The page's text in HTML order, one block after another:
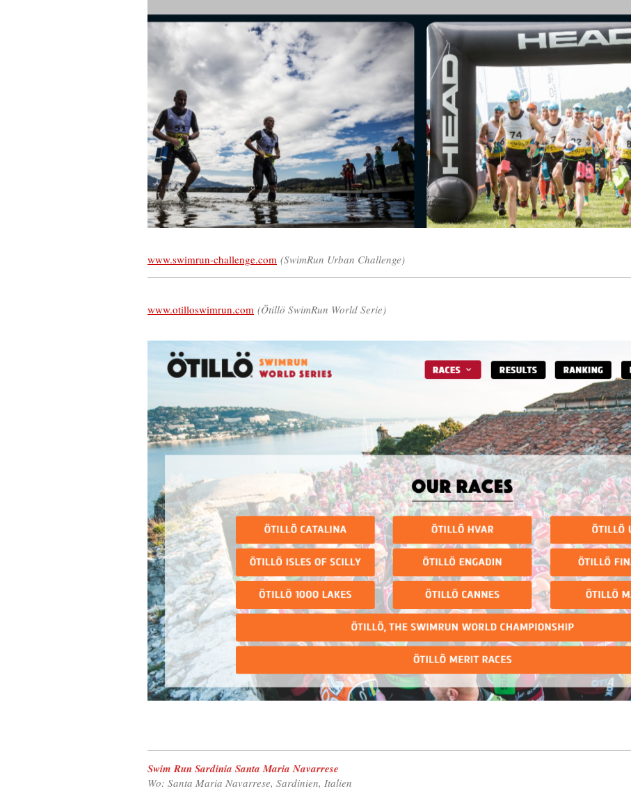
www.swimrun-challenge.com (SwimRun Urban Challenge)
www.otilloswimrun.com (Ötillö SwimRun World Serie)
Swim Run Sardinia Santa Maria Navarrese
Wo: Santa Maria Navarrese, Sardinien, Italien